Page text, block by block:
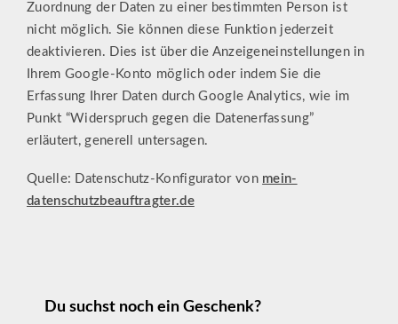
Zuordnung der Daten zu einer bestimmten Person ist
nicht möglich. Sie können diese Funktion jederzeit
deaktivieren. Dies ist über die Anzeigeneinstellungen in
Ihrem Google-Konto möglich oder indem Sie die
Erfassung Ihrer Daten durch Google Analytics, wie im
Punkt “Widerspruch gegen die Datenerfassung”
erläutert, generell untersagen.
Quelle: Datenschutz-Konfigurator von mein-
datenschutzbeauftragter.de
Du suchst noch ein Geschenk?